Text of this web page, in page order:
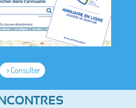
> Consulter